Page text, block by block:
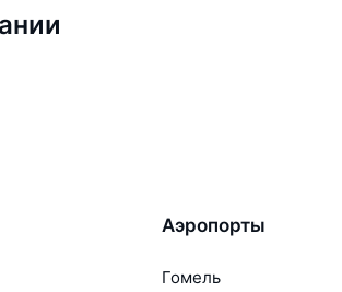
Аэропорты
Гомель